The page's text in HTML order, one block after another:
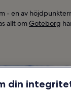
- en av
allt omGöteborg
din